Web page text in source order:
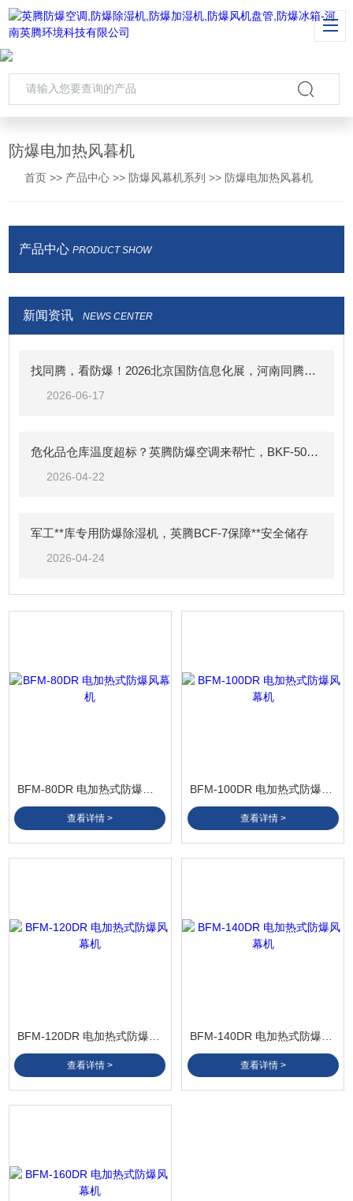
防爆电加热风暮机
首页 >> 产品中心 >> 防爆风幕机系列 >> 防爆电加热风暮机
产品中心 PRODUCT SHOW
新闻资讯 NEWS CENTER
找同腾，看防爆！2026北京国防信息化展，河南同腾与您面对面
2026-06-17
危化品仓库温度超标？英腾防爆空调来帮忙，BKF-50-Ex 强劲制冷，安全可靠
2026-04-22
军工**库专用防爆除湿机，英腾BCF-7保障**安全储存
2026-04-24
查看详情 > 查看详情 >
查看详情 > 查看详情 >